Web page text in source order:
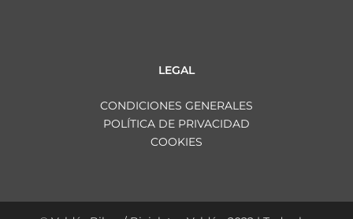
LEGAL
CONDICIONES GENERALES
POLÍTICA DE PRIVACIDAD
COOKIES